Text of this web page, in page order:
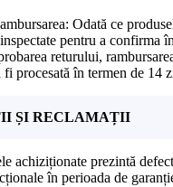
Odată ce
pentru a confirma
returului,
procesată în termen de 14
ȘI RECLAMAȚII
achiziționate prezintă
în perioada de